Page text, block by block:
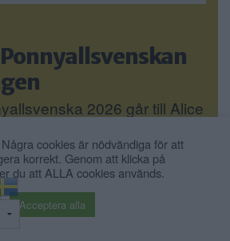
2026 går till Alice
Publicerad 08:17, 9 juli 2026
cookies är nödvändiga för att
korrekt. Genom att klicka på
du att ALLA cookies används.
Acceptera alla